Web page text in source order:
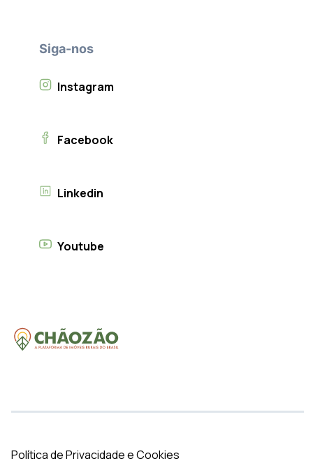
Siga-nos
Instagram
Facebook
Linkedin
Youtube
Política de Privacidade e Cookies